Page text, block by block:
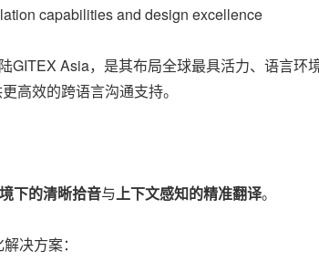
capabilities and design excellence
Asia，是其布局全球最具活力、语言环
高效的跨语言沟通支持。
下的清晰拾音与上下文感知的精准翻译。
决方案：